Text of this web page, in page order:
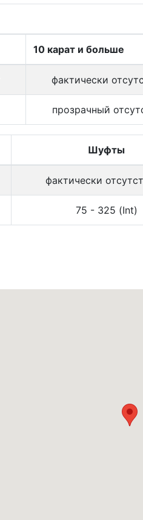
10 карат и больше
фактически
прозрачный
Шуфты
фактически
75 - 325 (Int)